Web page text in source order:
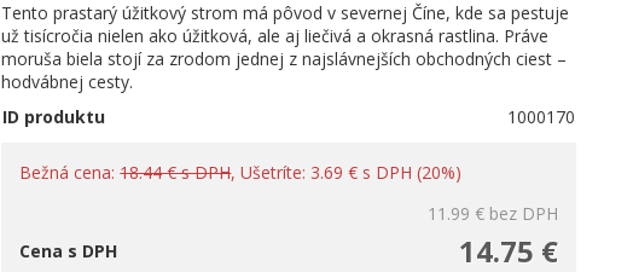
Tento prastarý úžitkový strom má pôvod v severnej Číne, kde sa pestuje
už tisícročia nielen ako úžitková, ale aj liečivá a okrasná rastlina. Práve
moruša biela stojí za zrodom jednej z najslávnejších obchodných ciest –
hodvábnej cesty.
ID produktu
1000170
Bežná cena:18.44 € s DPH, Ušetríte: 3.69 € s DPH (20%)
11.99 € bez DPH
14.75 €
Cena s DPH